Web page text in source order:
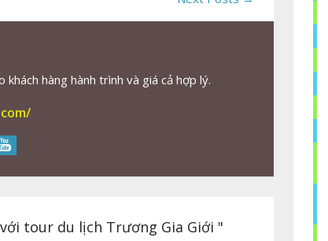
hàng hành trình và giá cả hợp lý.
tour du lịch Trương Gia Giới "